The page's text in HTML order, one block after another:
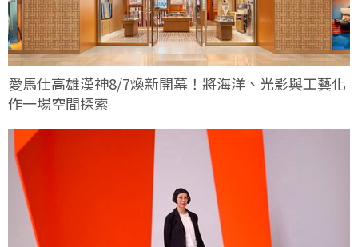
愛馬仕高雄漢神8/7煥新開幕！將海洋、光影與工藝化
作一場空間探索